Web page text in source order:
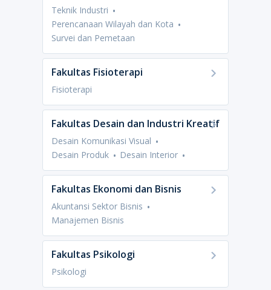
Teknik Industri
Perencanaan Wilayah dan Kota
Survei dan Pemetaan
Fakultas Fisioterapi
Fisioterapi
Fakultas Desain dan Industri Kreatif
Desain Komunikasi Visual
Desain Produk
Desain Interior
Fakultas Ekonomi dan Bisnis
Akuntansi Sektor Bisnis
Manajemen Bisnis
Fakultas Psikologi
Psikologi